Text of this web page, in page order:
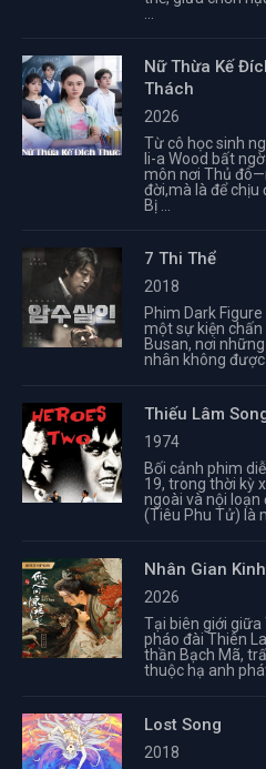
Nữ Thừa Kế
Thách
2026
Từ cô học sinh
li-a Wood bất
môn nơi Thủ
đời,mà là để chịu
Bị ...
7 Thi Thể
2018
Phim Dark
một sự kiện
Busan, nơi
nhân không được
Thiếu Lâm
1974
Bối cảnh phim
19, trong thời kỳ
ngoài và nội loạn
(Tiêu Phu Tử) là
Nhân Gian
2026
Tại biên giới giữa
pháo đài Thiên
thần Bạch Mã,
thuộc hạ anh
Lost Song
2018